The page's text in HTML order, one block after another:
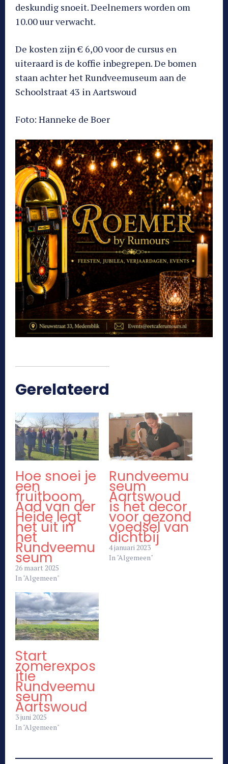
deskundig snoeit. Deelnemers worden om
10.00 uur verwacht.
De kosten zijn € 6,00 voor de cursus en
uiteraard is de koffie inbegrepen. De bomen
staan achter het Rundveemuseum aan de
Schoolstraat 43 in Aartswoud
Foto: Hanneke de Boer
Gerelateerd
Hoe snoei je
een
fruitboom,
Aad van der
Heide legt
het uit in
het
Rundveemu
seum
26 maart 2025
In "Algemeen"
Rundveemu
seum
Aartswoud
is het decor
voor gezond
voedsel van
dichtbij
4 januari 2023
In "Algemeen"
Start
zomerexpos
itie
Rundveemu
seum
Aartswoud
3 juni 2025
In "Algemeen"